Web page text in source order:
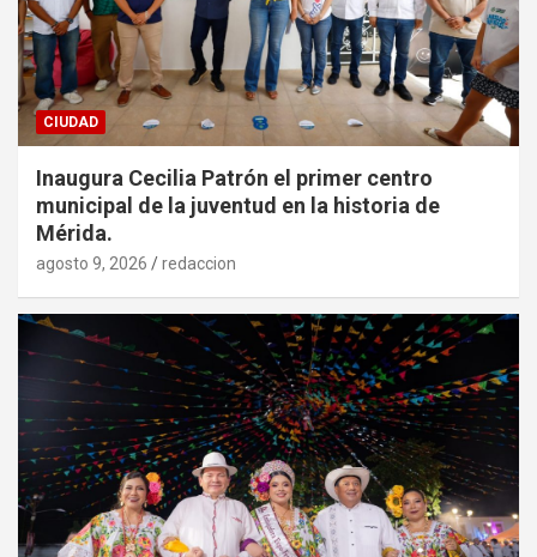
CIUDAD
Inaugura Cecilia Patrón el primer centro
municipal de la juventud en la historia de
Mérida.
agosto 9, 2026 redaccion